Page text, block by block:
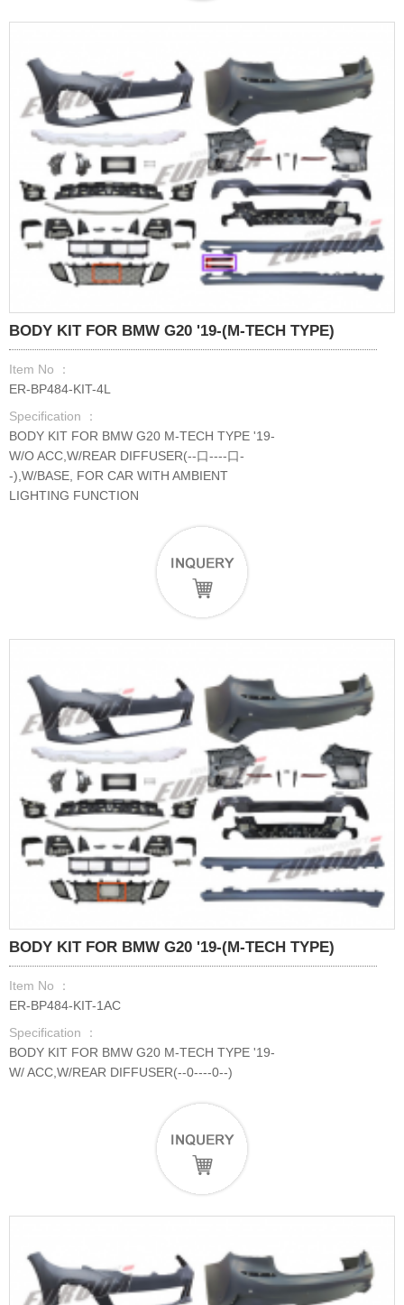
BODY KIT FOR BMW G20 '19-(M-TECH TYPE)
Item No ：
ER-BP484-KIT-4L
Specification ：
BODY KIT FOR BMW G20 M-TECH TYPE '19-
W/O ACC,W/REAR DIFFUSER(--口----口-
-),W/BASE, FOR CAR WITH AMBIENT
LIGHTING FUNCTION
BODY KIT FOR BMW G20 '19-(M-TECH TYPE)
Item No ：
ER-BP484-KIT-1AC
Specification ：
BODY KIT FOR BMW G20 M-TECH TYPE '19-
W/ ACC,W/REAR DIFFUSER(--0----0--)